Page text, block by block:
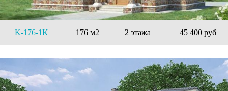
K-176-1K 176 м2 2 этажа 45 400 руб